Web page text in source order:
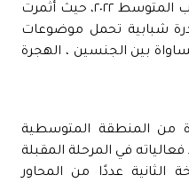
النسخة الثانية من أكاديمية شباب المتوسط ٢٠٢٢، حيث أثمرت
الأولي عن تنفيذ ١٣ مبادرة شبابية تحمل موضوعات
بين الجنسين ، الهجرة
١٢٠ شابًا وفتاة من المنطقة المتوسطية
في المرحلة المقبلة
عددًا من المحاور